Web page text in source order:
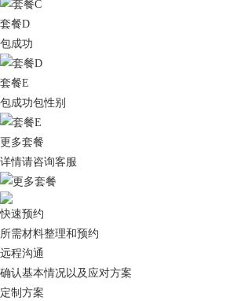
套餐D
包成功
套餐E
包成功包性别
更多套餐
详情请咨询客服
快速预约
所需材料整理和预约
远程沟通
确认基本情况以及应对方案
定制方案